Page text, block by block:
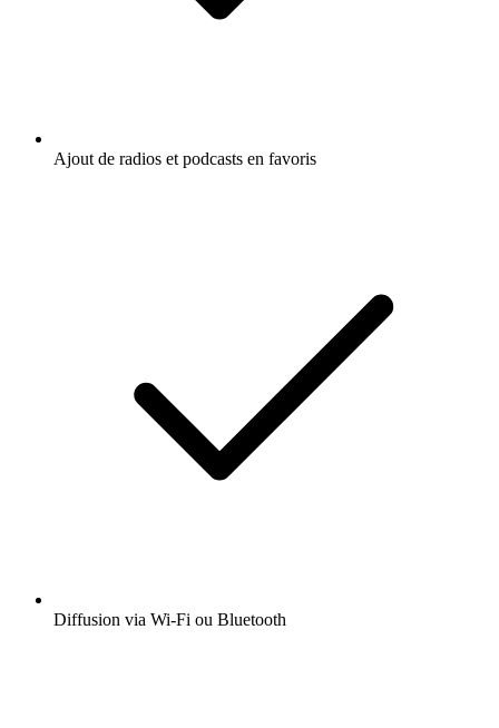
Ajout de radios et podcasts en favoris
Diffusion via Wi-Fi ou Bluetooth